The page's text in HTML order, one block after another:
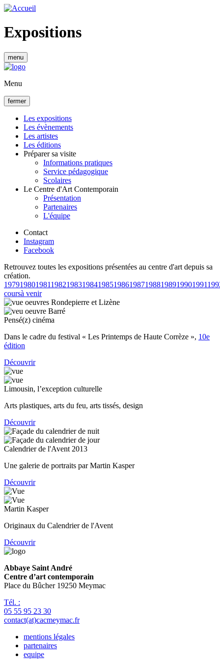
Aller
contenu
principal
Expositions
menu
Menu
fermer
Navigation
principale
Les expositions
Les évènements
Les artistes
Les éditions
Préparer sa visite
Informations pratiques
Service pédagogique
Scolaires
Le Centre d'Art Contemporain
Présentation
Partenaires
L'équipe
Contact
Instagram
Facebook
Retrouvez toutes les expositions présentées au centre d'art depuis sa
création.
1979198019811982198319841985198619871988198919901991
coursà venir
Pensé(z) cinéma
Dans le cadre du festival « Les Printemps de Haute Corrèze », 10e
édition
Découvrir
Limousin, l’exception culturelle
Arts plastiques, arts du feu, arts tissés, design
Découvrir
Calendrier de l'Avent 2013
Une galerie de portraits par Martin Kasper
Découvrir
Martin Kasper
Originaux du Calendrier de l'Avent
Découvrir
Abbaye Saint André
Centre d’art contemporain
Place du Bûcher 19250 Meymac
Tél. :
05 55 95 23 30
contact(at)cacmeymac.fr
Pied
mentions légales
partenaires
equipe